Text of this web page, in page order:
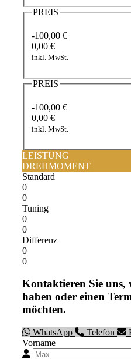
PREIS
-100,00 €
0,00 €
inkl. MwSt.
PREIS
-100,00 €
0,00 €
inkl. MwSt.
LEISTUNG
DREHMOMENT
Standard
0
0
Tuning
0
0
Differenz
0
0
Kontaktieren Sie uns,
haben oder einen
möchten.
WhatsApp Telefon
Vorname